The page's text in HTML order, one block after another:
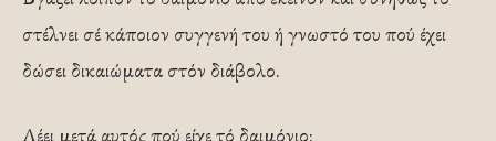
στέλνει σέ κάποιον συγγενή του ή γνωστό του πού έχει
δώσει δικαιώματα στόν διάβολο.
Λέει μετά αυτός πού είχε τό δαιμόνιο: